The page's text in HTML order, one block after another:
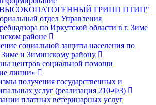
ГРИПП ПТИЦ"
отдел Управления
по Иркутской области в г. Зиме
районе
социальной защиты населения по
Зиме и Зиминскому району
центров социальной помощи
линии»
получения государственных и
услуг (реализация 210-ФЗ)
платных ветеринарных услуг